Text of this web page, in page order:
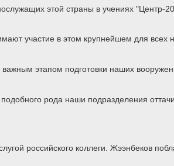
этой страны в учениях "Центр-
участие в этом крупнейшем для всех
этапом подготовки наших
рода наши подразделения
российского коллеги. Жээнбеков